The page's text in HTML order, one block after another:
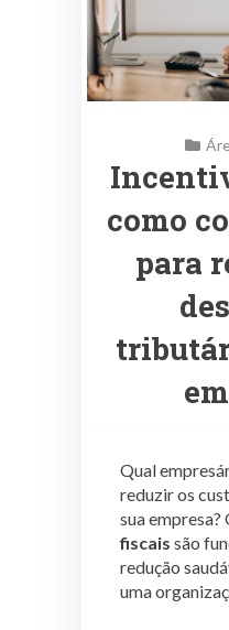
como
para
Qual
reduzir os
sua empresa?
fiscais são
redução
uma